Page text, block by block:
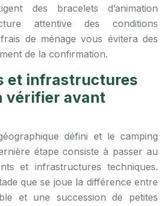
des bracelets d’animation
attentive des conditions
de ménage vous évitera des
de la confirmation.
et infrastructures
vérifier avant
défini et le camping
étape consiste à passer au
et infrastructures techniques.
que se joue la différence entre
et une succession de petites